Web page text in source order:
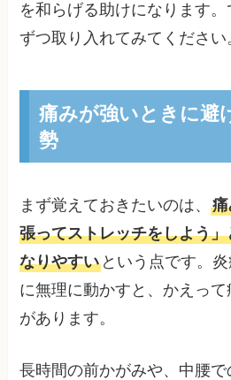
を和らげる助けになります
ずつ取り入れてみてください
痛みが強いときに避
勢
まず覚えておきたいのは、
張ってストレッチをしよう
なりやすい という点です。
に無理に動かすと、かえっ
があります。
長時間の前かがみや、中腰